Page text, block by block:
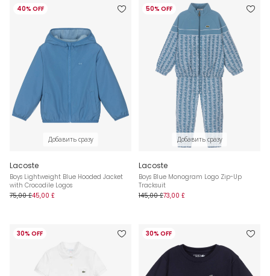
40% OFF
Добавить сразу
Lacoste
Boys Lightweight Blue Hooded Jacket
with Crocodile Logos
75,00 £45,00 £
50% OFF
Добавить сразу
Lacoste
Boys Blue Monogram Logo Zip-Up
Tracksuit
145,00 £73,00 £
30% OFF 30% OFF